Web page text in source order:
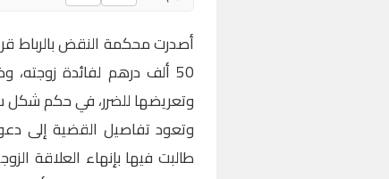
أصدرت محكمة النقض بالرباط
50 ألف درهم لفائدة زوجته،
وتعريضها للضرر، في حكم شكل
وتعود تفاصيل القضية إلى
طالبت فيها بإنهاء العلاقة